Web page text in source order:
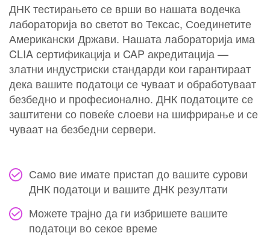
ДНК тестирањето се врши во нашата водечка
лабораторија во светот во Тексас, Соединетите
Американски Држави. Нашата лабораторија има
CLIA сертификација и CAP акредитација —
златни индустриски стандарди кои гарантираат
дека вашите податоци се чуваат и обработуваат
безбедно и професионално. ДНК податоците се
заштитени со повеќе слоеви на шифрирање и се
чуваат на безбедни сервери.
Само вие имате пристап до вашите сурови
ДНК податоци и вашите ДНК резултати
Можете трајно да ги избришете вашите
податоци во секое време